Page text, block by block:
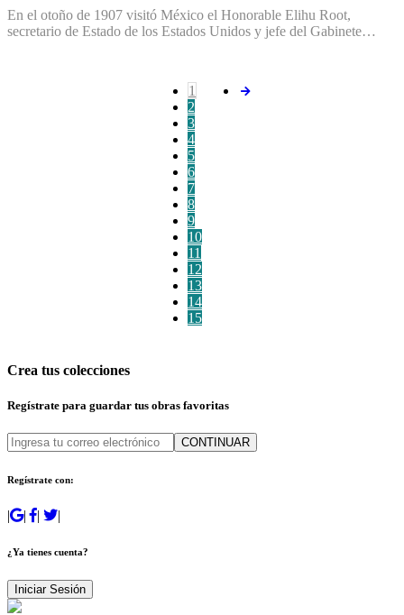
En el otoño de 1907 visitó México el Honorable Elihu Root,
secretario de Estado de los Estados Unidos y jefe del Gabinete…
1
2
3
4
5
6
7
8
9
10
11
12
13
14
15
Crea tus colecciones
Regístrate para guardar tus obras favoritas
CONTINUAR
Regístrate con:
| | | |
¿Ya tienes cuenta?
Iniciar Sesión